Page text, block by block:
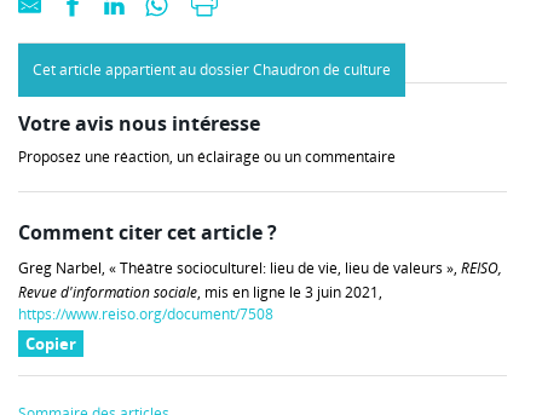
Cet article appartient au dossier Chaudron de culture
Votre avis nous intéresse
Proposez une réaction, un éclairage ou un commentaire
Comment citer cet article ?
Greg Narbel, « Théâtre socioculturel: lieu de vie, lieu de valeurs », REISO,
Revue d'information sociale, mis en ligne le 3 juin 2021,
https://www.reiso.org/document/7508
Copier